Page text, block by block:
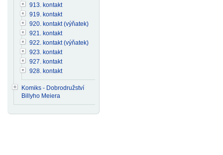
913. kontakt
919. kontakt
920. kontakt (výňatek)
921. kontakt
922. kontakt (výňatek)
923. kontakt
927. kontakt
928. kontakt
Komiks - Dobrodružství
Billyho Meiera